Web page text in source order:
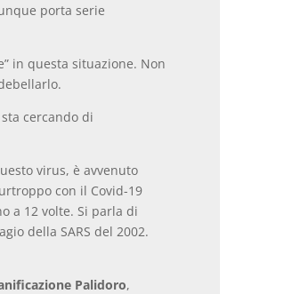
porta serie
in questa situazione. Non
cercando di
virus, è avvenuto
con il Covid-19
a 12 volte. Si parla di
della SARS del 2002.
Palidoro,